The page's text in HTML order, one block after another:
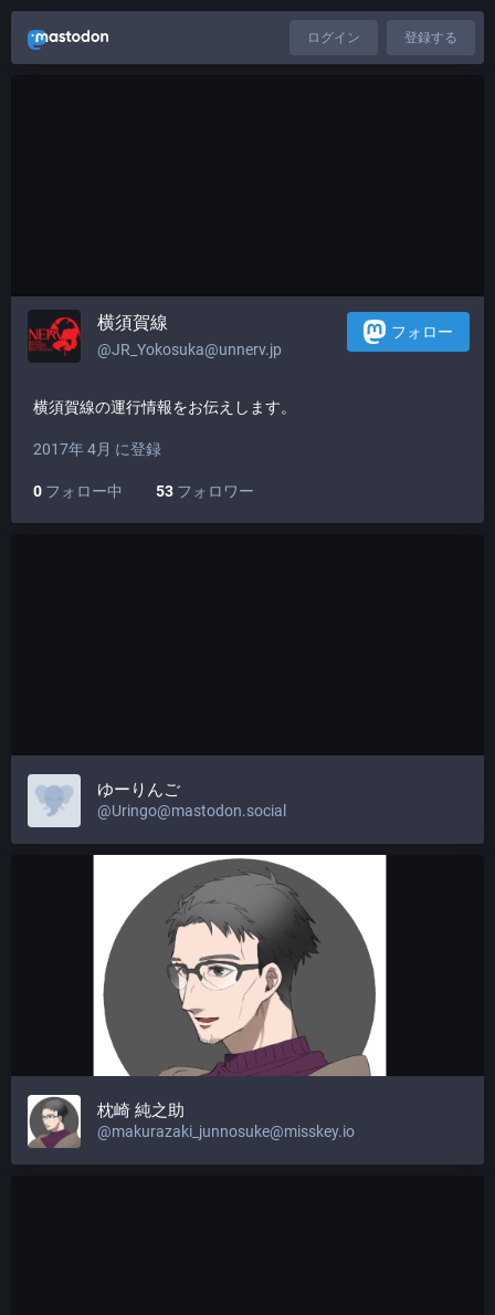
ログイン 登録する
横須賀線
@JR_Yokosuka@unnerv.jp
フォロー
横須賀線の運行情報をお伝えします。
2017年 4月 に登録
0 フォロー中 53 フォロワー
ゆーりんご
@Uringo@mastodon.social
枕崎 純之助
@makurazaki_junnosuke@misskey.io